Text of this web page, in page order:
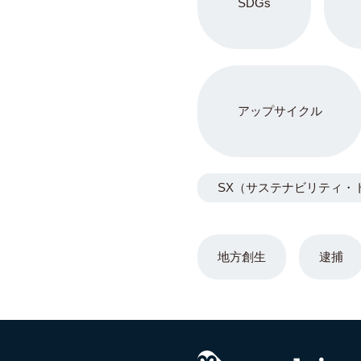
SDGs
アップサイクル
地方創生 逮捕
SX（サステナビリティ・